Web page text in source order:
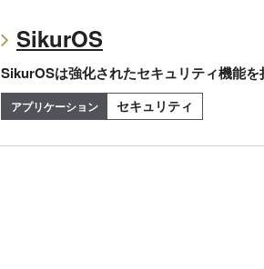
SikurOS
SikurOSは強化されたセキュリティ機能を
セキュリティ